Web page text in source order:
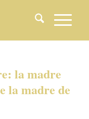
la madre
la madre de